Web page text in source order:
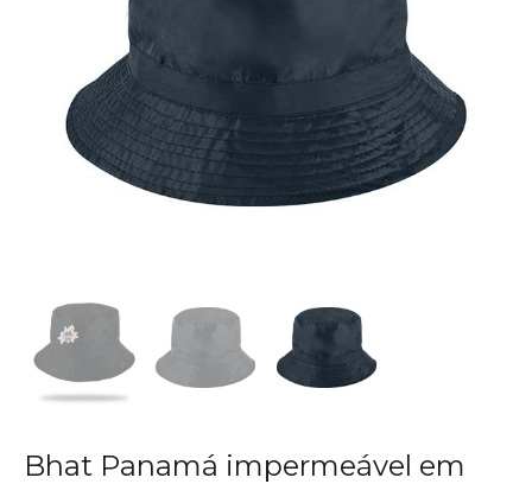
Bhat Panamá impermeável em